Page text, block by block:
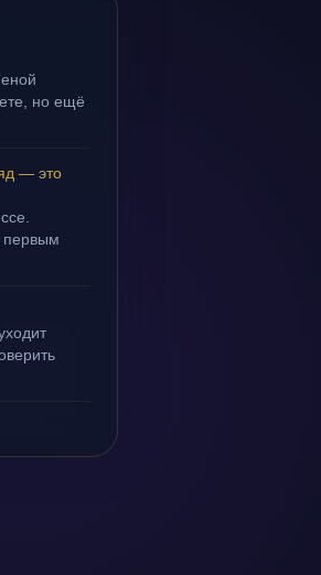
но ещё
— это
первым